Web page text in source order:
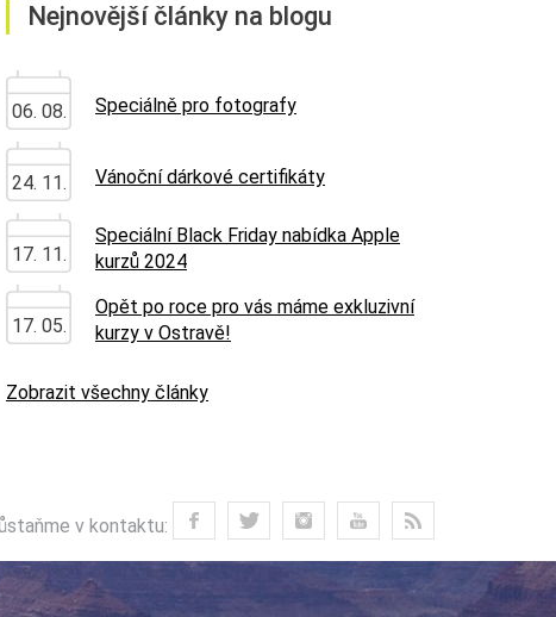
Nejnovější články na blogu
06. 08. Speciálně pro fotografy
24. 11. Vánoční dárkové certifikáty
17. 11.
Speciální Black Friday nabídka Apple
kurzů 2024
17. 05.
Opět po roce pro vás máme exkluzivní
kurzy v Ostravě!
Zobrazit všechny články
v kontaktu: